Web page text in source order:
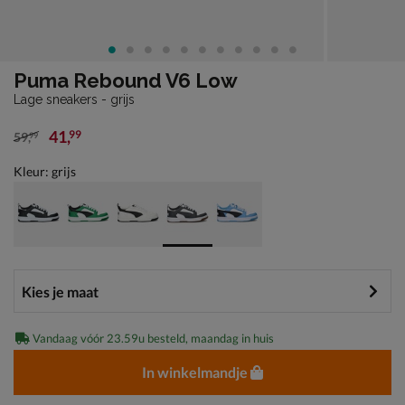
Puma Rebound V6 Low
Lage sneakers - grijs
van € 59,99 voor € 41,99
59,99 41,99
Kleur: grijs
Vandaag vóór 23.59u besteld, maandag in huis
In winkelmandje